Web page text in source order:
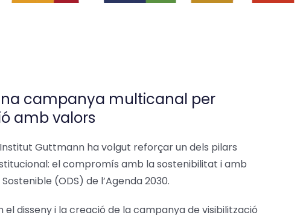
campanya multicanal per
amb valors
Guttmann ha volgut reforçar un dels pilars
el compromís amb la sostenibilitat i amb
(ODS) de l’Agenda 2030.
el disseny i la creació de la campanya de visibilització